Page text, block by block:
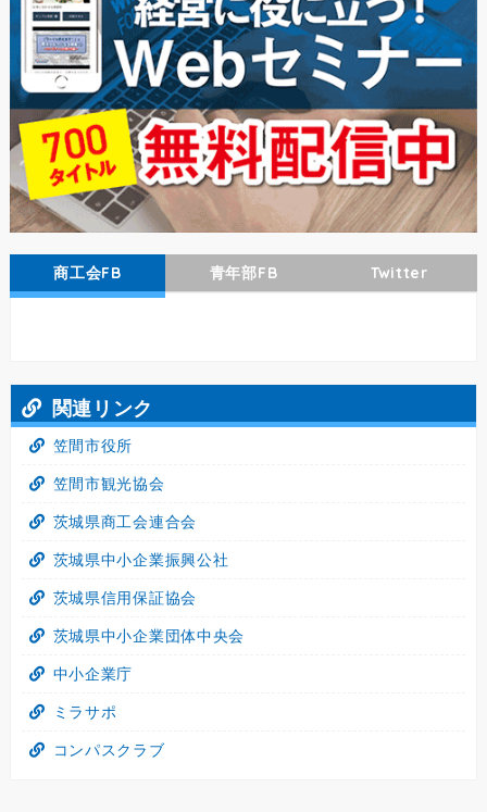
商工会FB 青年部FB Twitter
関連リンク
笠間市役所
笠間市観光協会
茨城県商工会連合会
茨城県中小企業振興公社
茨城県信用保証協会
茨城県中小企業団体中央会
中小企業庁
ミラサポ
コンパスクラブ